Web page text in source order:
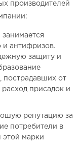
производителей
и антифризов.
защиту и
пострадавших от
присадок и
репутацию за
потребители в
этой марки